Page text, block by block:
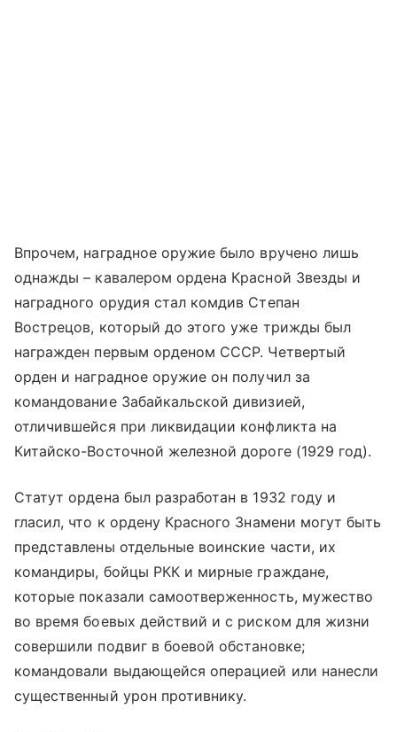
Впрочем, наградное оружие было вручено лишь
однажды – кавалером ордена Красной Звезды и
наградного орудия стал комдив Степан
Вострецов, который до этого уже трижды был
награжден первым орденом СССР. Четвертый
орден и наградное оружие он получил за
командование Забайкальской дивизией,
отличившейся при ликвидации конфликта на
Китайско-Восточной железной дороге (1929 год).
Статут ордена был разработан в 1932 году и
гласил, что к ордену Красного Знамени могут быть
представлены отдельные воинские части, их
командиры, бойцы РКК и мирные граждане,
которые показали самоотверженность, мужество
во время боевых действий и с риском для жизни
совершили подвиг в боевой обстановке;
командовали выдающейся операцией или нанесли
существенный урон противнику.